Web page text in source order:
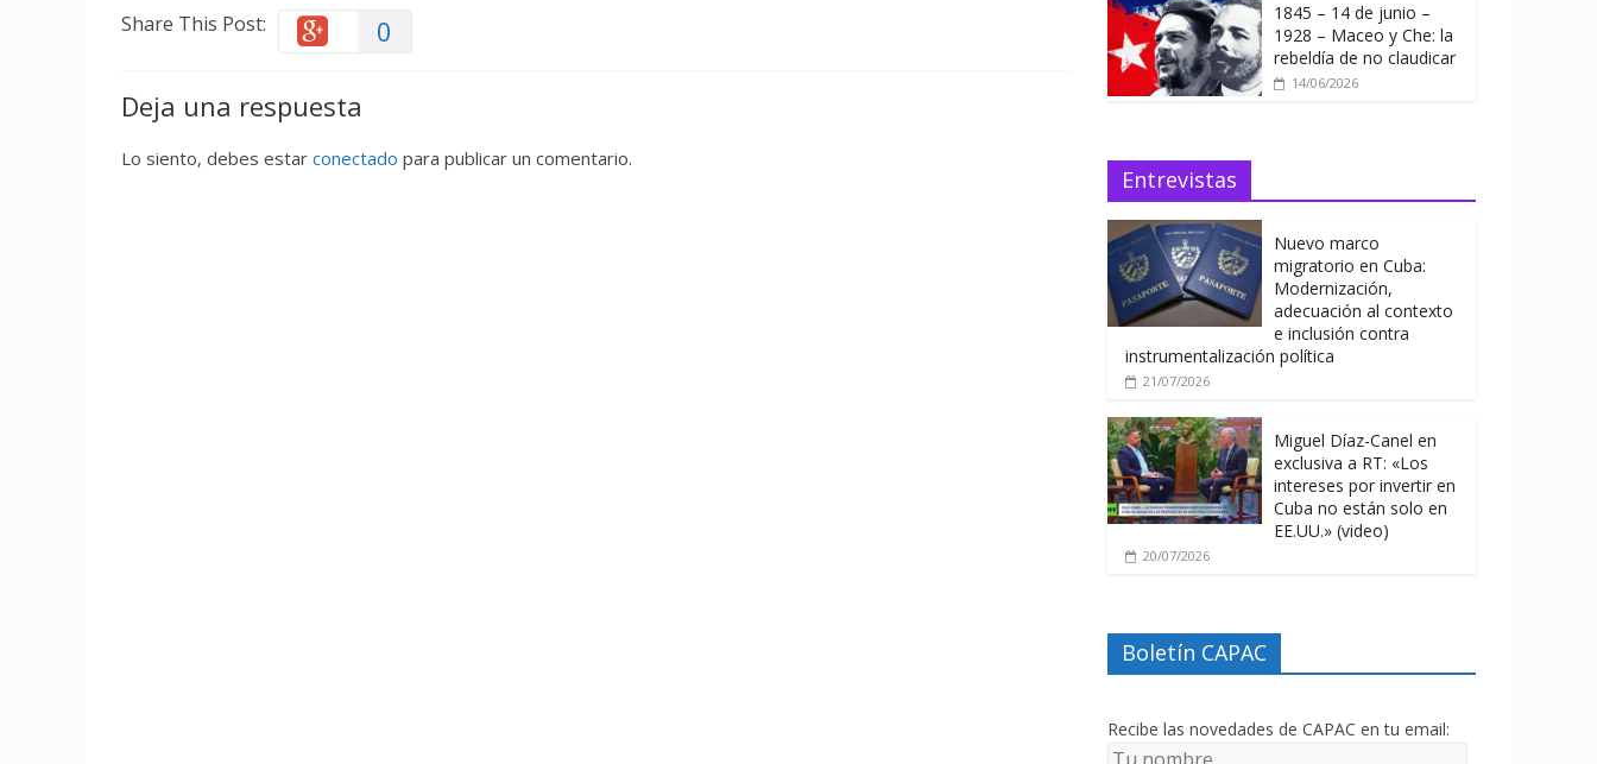
Share This Post: 0
Deja una respuesta
Lo siento, debes estar conectado para publicar un comentario.
1845 – 14 de junio –
1928 – Maceo y Che: la
rebeldía de no claudicar
14/06/2026
Entrevistas
Nuevo marco
migratorio en Cuba:
Modernización,
adecuación al contexto
e inclusión contra
instrumentalización política
21/07/2026
Miguel Díaz-Canel en
exclusiva a RT: «Los
intereses por invertir en
Cuba no están solo en
EE.UU.» (video)
20/07/2026
Boletín CAPAC
Recibe las novedades de CAPAC en tu email: